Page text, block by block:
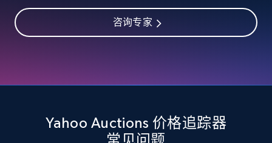
202+
Google Shopping - collects products from
URL, Product id, Title, Product description,
Rating, Reviews count, Images, Variations, and
咨询专家
Yahoo Auctions 价格追踪器